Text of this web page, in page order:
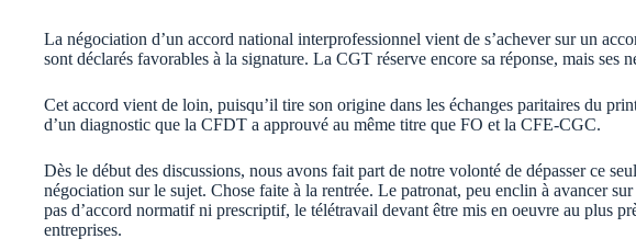
La négociation d’un accord national interprofessionnel vient de s’achever sur un
sont déclarés favorables à la signature. La CGT réserve encore sa réponse, mais ses
Cet accord vient de loin, puisqu’il tire son origine dans les échanges paritaires du
d’un diagnostic que la CFDT a approuvé au même titre que FO et la CFE-CGC.
Dès le début des discussions, nous avons fait part de notre volonté de dépasser ce
négociation sur le sujet. Chose faite à la rentrée. Le patronat, peu enclin à avancer
pas d’accord normatif ni prescriptif, le télétravail devant être mis en oeuvre au plus
entreprises.